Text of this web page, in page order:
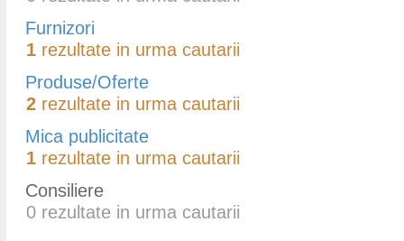
Furnizori
1 rezultate in urma cautarii
Produse/Oferte
2 rezultate in urma cautarii
Mica publicitate
1 rezultate in urma cautarii
Consiliere
0 rezultate in urma cautarii